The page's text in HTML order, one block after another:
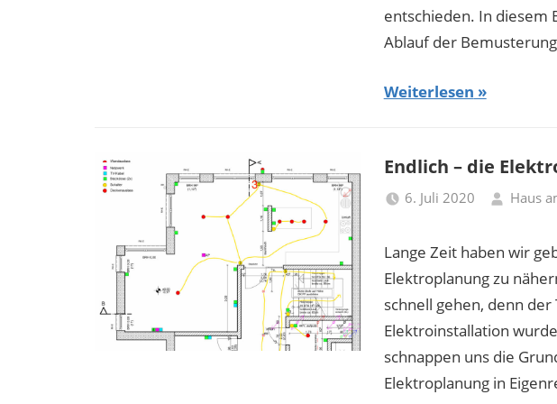
entschieden. In diesem
Ablauf der
Weiterlesen
Endlich – die
6. Juli 2020 Haus
Lange Zeit haben wir
Elektroplanung zu
schnell gehen, denn
Elektroinstallation
schnappen uns die
Elektroplanung in